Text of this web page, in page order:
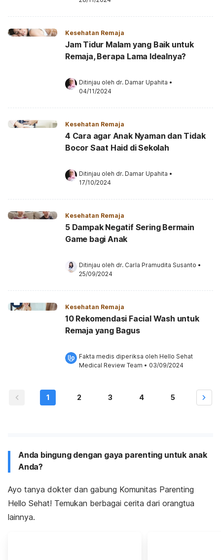
Kesehatan Remaja
Jam Tidur Malam yang Baik untuk
Remaja, Berapa Lama Idealnya?
Ditinjau oleh dr. Damar Upahita •
04/11/2024
Kesehatan Remaja
4 Cara agar Anak Nyaman dan Tidak
Bocor Saat Haid di Sekolah
Ditinjau oleh dr. Damar Upahita •
17/10/2024
Kesehatan Remaja
5 Dampak Negatif Sering Bermain
Game bagi Anak
Ditinjau oleh dr. Carla Pramudita Susanto •
25/09/2024
Kesehatan Remaja
10 Rekomendasi Facial Wash untuk
Remaja yang Bagus
Fakta medis diperiksa oleh Hello Sehat
Medical Review Team • 03/09/2024
1 2 3 4 5
Anda bingung dengan gaya parenting untuk anak
Anda?
Ayo tanya dokter dan gabung Komunitas Parenting
Hello Sehat! Temukan berbagai cerita dari orangtua
lainnya.